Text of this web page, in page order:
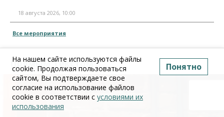
18 августа 2026, 10:00
Все мероприятия
Прямым Текстом
На нашем сайте используются файлы
cookie. Продолжая пользоваться
сайтом, Вы подтверждаете свое
согласие на использование файлов
cookie в соответствии с условиями их
использования
Понятно